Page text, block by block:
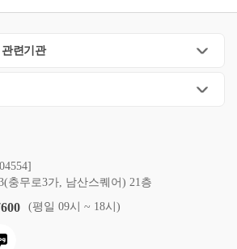
련기관
충무로3가, 남산스퀘어) 21층
(평일 09시 ~ 18시)